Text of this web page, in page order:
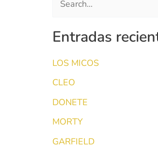
s
c
o
r
Entradas
LOS MICOS
CLEO
DONETE
MORTY
GARFIELD